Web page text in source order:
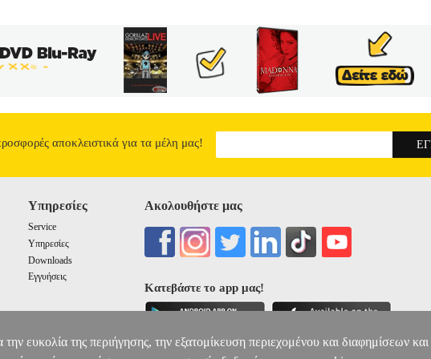
αποκλειστικά για τα μέλη μας!
Υπηρεσίες
Service
Υπηρεσίες
Downloads
Εγγυήσεις
Ακολουθήστε μας
Κατεβάστε το app μας!
ευκολία της περιήγησης, την εξατομίκευση περιεχομένου και διαφημίσεων